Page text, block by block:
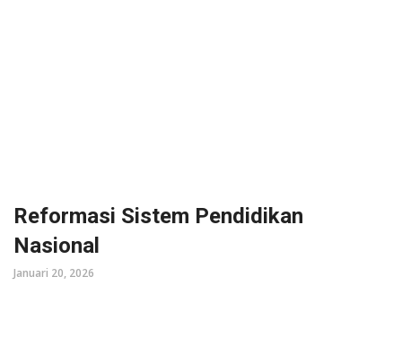
Reformasi Sistem Pendidikan
Nasional
Januari 20, 2026